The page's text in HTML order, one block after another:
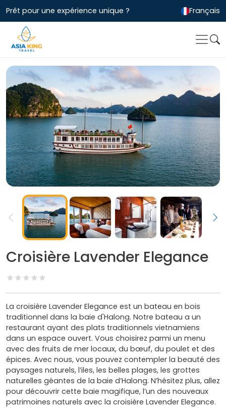
Prêt pour une expérience unique ? Français
Croisière Lavender Elegance
La croisière Lavender Elegance est un bateau en bois
traditionnel dans la baie d'Halong. Notre bateau a un
restaurant ayant des plats traditionnels vietnamiens
dans un espace ouvert. Vous choisirez parmi un menu
avec des fruits de mer locaux, du bœuf, du poulet et des
épices. Avec nous, vous pouvez contempler la beauté des
paysages naturels, l’iles, les belles plages, les grottes
naturelles géantes de la baie d’Halong. N’hésitez plus, allez
pour découvrir cette baie magifique, l’un des nouveaux
patrimoines naturels avec la croisière Lavender Elegance.